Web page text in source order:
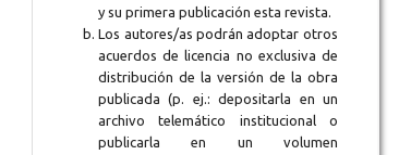
y su primera publicación esta revista.
Los autores/as podrán adoptar otros
acuerdos de licencia no exclusiva de
distribución de la versión de la obra
publicada (p. ej.: depositarla en un
archivo telemático institucional o
publicarla en un volumen